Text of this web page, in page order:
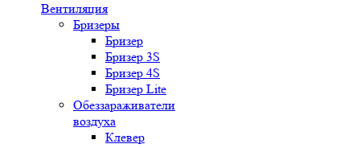
Вентиляция
Бризеры
Бризер
Бризер 3S
Бризер 4S
Бризер Lite
Обеззараживатели
воздуха
Клевер